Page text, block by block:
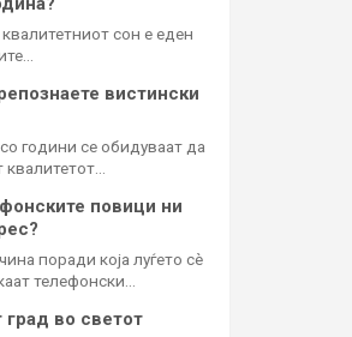
сон е еден
вистински
години се обидуваат да
повици ни
поради која луѓето сè
телефонски…
град во светот